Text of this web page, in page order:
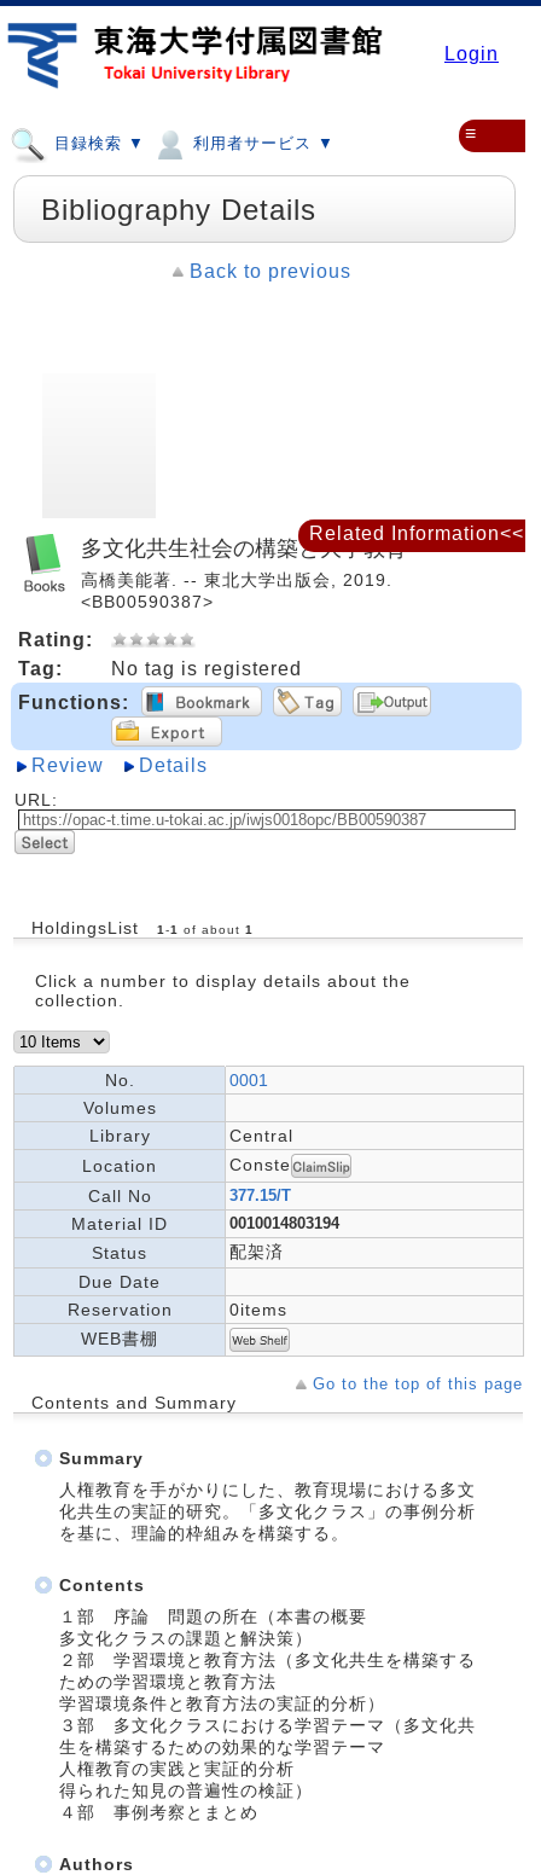
Login
目録検索 ▼ 利用者サービス ▼ ≡
Bibliography Details
Back to previous
多文化共生社会の構築と大学教育
高橋美能著. -- 東北大学出版会, 2019.
<BB00590387>
Rating:
Tag:
No tag is registered
Functions:
Review Details
URL:
HoldingsList 1 -1 of about 1
Click a number to display details about the
collection.
No.
0001
Volumes
Library
Central
Location
Conste
Call No
377.15/T
Material ID 0010014803194
Status
配架済
Due Date
Reservation
0items
WEB書棚
Go to the top of this page
Contents and Summary
Summary
人権教育を手がかりにした、教育現場における多文
化共生の実証的研究。「多文化クラス」の事例分析
を基に、理論的枠組みを構築する。
Contents
１部 序論 問題の所在（本書の概要
多文化クラスの課題と解決策）
２部 学習環境と教育方法（多文化共生を構築する
ための学習環境と教育方法
学習環境条件と教育方法の実証的分析）
３部 多文化クラスにおける学習テーマ（多文化共
生を構築するための効果的な学習テーマ
人権教育の実践と実証的分析
得られた知見の普遍性の検証）
４部 事例考察とまとめ
Authors
Related Information<<